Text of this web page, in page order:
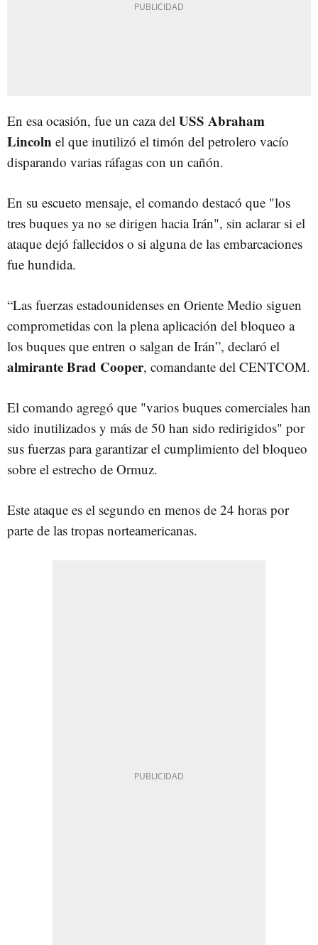
En esa ocasión, fue un caza del USS Abraham
Lincoln el que inutilizó el timón del petrolero vacío
disparando varias ráfagas con un cañón.
En su escueto mensaje, el comando destacó que "los
tres buques ya no se dirigen hacia Irán", sin aclarar si el
ataque dejó fallecidos o si alguna de las embarcaciones
fue hundida.
“Las fuerzas estadounidenses en Oriente Medio siguen
comprometidas con la plena aplicación del bloqueo a
los buques que entren o salgan de Irán”, declaró el
almirante Brad Cooper, comandante del CENTCOM.
El comando agregó que "varios buques comerciales han
sido inutilizados y más de 50 han sido redirigidos" por
sus fuerzas para garantizar el cumplimiento del bloqueo
sobre el estrecho de Ormuz.
Este ataque es el segundo en menos de 24 horas por
parte de las tropas norteamericanas.